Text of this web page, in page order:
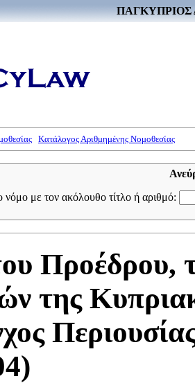
ΠΑΓΚΥΠΡΙΟΣ
Κατάλογος Αριθμημένης Νομοθεσίας
νόμο με τον ακόλουθο τίτλο ή αριθμό:
Προέδρου,
της